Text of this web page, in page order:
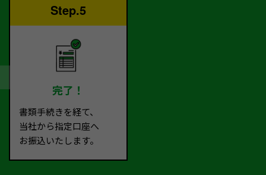
Step.5
完了！
書類手続きを経て、
当社から指定口座へ
お振込いたします。